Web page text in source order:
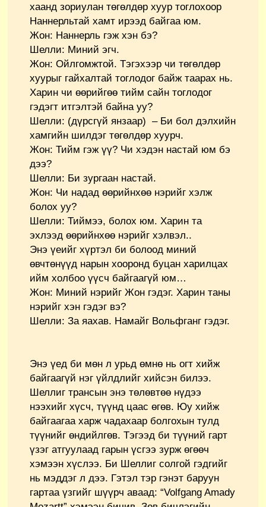
хаанд зориулан төгөлдөр хуур тоглохоор
Наннерльтай хамт ирээд байгаа юм.
Жон: Наннерль гэж хэн бэ?
Шелли: Миний эгч.
Жон: Ойлгомжтой. Тэгэхээр чи төгөлдөр
хуурыг гайхалтай тоглодог байж таарах нь.
Харин чи өөрийгөө тийм сайн тоглодог
гэдэгт итгэлтэй байна уу?
Шелли: (дүрсгүй янзаар) – Би бол дэлхийн
хамгийн шилдэг төгөлдөр хуурч.
Жон: Тийм гэж үү? Чи хэдэн настай юм бэ
дээ?
Шелли: Би зургаан настай.
Жон: Чи надад өөрийнхөө нэрийг хэлж
болох уу?
Шелли: Тиймээ, болох юм. Харин та
эхлээд өөрийнхөө нэрийг хэлвэл..
Энэ үеийг хүртэл би болоод миний
өвчтөнүүд нарын хооронд буцан харилцах
ийм холбоо үүсч байгаагүй юм…
Жон: Миний нэрийг Жон гэдэг. Харин таны
нэрийг хэн гэдэг вэ?
Шелли: За яахав. Намайг Вольфганг гэдэг.
Энэ үед би мөн л урьд өмнө нь огт хийж
байгаагүй нэг үйлдлийг хийсэн билээ.
Шеллиг трансын энэ төлөвтөө нүдээ
нээхийг хүсч, түүнд цаас өгөв. Юу хийж
байгаагаа харж чадахаар болгохын тулд
түүнийг өндийлгөв. Тэгээд би түүний гарт
үзэг атгуулаад гарын үсгээ зурж өгөөч
хэмээн хүслээ. Би Шеллиг солгой гэдгийг
нь мэддэг л дээ. Гэтэл тэр гэнэт баруун
гартаа үзгийг шүүрч аваад: “Volfgang Amady